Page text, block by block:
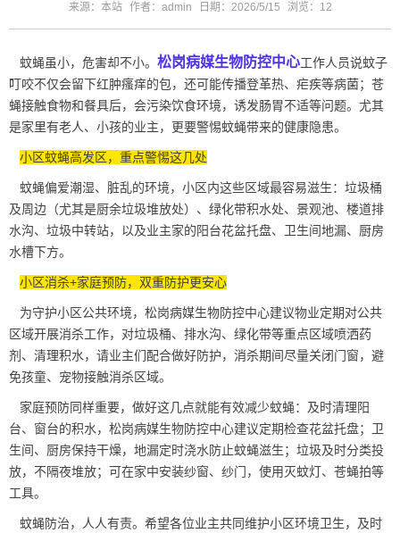
来源：本站 作者：admin 日期：2026/5/15 浏览： 12
蚊蝇虽小，危害却不小。 松岗病媒生物防控中心工作人员说蚊子
叮咬不仅会留下红肿瘙痒的包，还可能传播登革热、疟疾等病菌；苍
蝇接触食物和餐具后，会污染饮食环境，诱发肠胃不适等问题。尤其
是家里有老人、小孩的业主，更要警惕蚊蝇带来的健康隐患。
小区蚊蝇高发区，重点警惕这几处
蚊蝇偏爱潮湿、脏乱的环境，小区内这些区域最容易滋生：垃圾桶
及周边（尤其是厨余垃圾堆放处）、绿化带积水处、景观池、楼道排
水沟、垃圾中转站，以及业主家的阳台花盆托盘、卫生间地漏、厨房
水槽下方。
小区消杀+家庭预防，双重防护更安心
为守护小区公共环境，松岗病媒生物防控中心建议物业定期对公共
区域开展消杀工作，对垃圾桶、排水沟、绿化带等重点区域喷洒药
剂、清理积水，请业主们配合做好防护，消杀期间尽量关闭门窗，避
免孩童、宠物接触消杀区域。
家庭预防同样重要，做好这几点就能有效减少蚊蝇：及时清理阳
台、窗台的积水，松岗病媒生物防控中心建议定期检查花盆托盘；卫
生间、厨房保持干燥，地漏定时浇水防止蚊蝇滋生；垃圾及时分类投
放，不隔夜堆放；可在家中安装纱窗、纱门，使用灭蚊灯、苍蝇拍等
工具。
蚊蝇防治，人人有责。希望各位业主共同维护小区环境卫生，及时